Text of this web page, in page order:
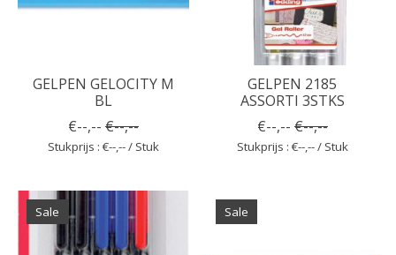
GELPEN GELOCITY M
BL
€--,-- €--,--
Stukprijs : €--,-- / Stuk
GELPEN 2185
ASSORTI 3STKS
€--,-- €--,--
Stukprijs : €--,-- / Stuk
Sale Sale